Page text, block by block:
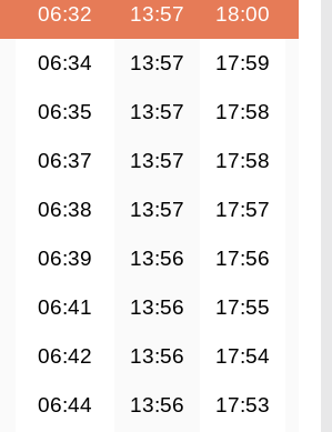
06:32 13:57 18:00
06:34 13:57 17:59
06:35 13:57 17:58
06:37 13:57 17:58
06:38 13:57 17:57
06:39 13:56 17:56
06:41 13:56 17:55
06:42 13:56 17:54
06:44 13:56 17:53